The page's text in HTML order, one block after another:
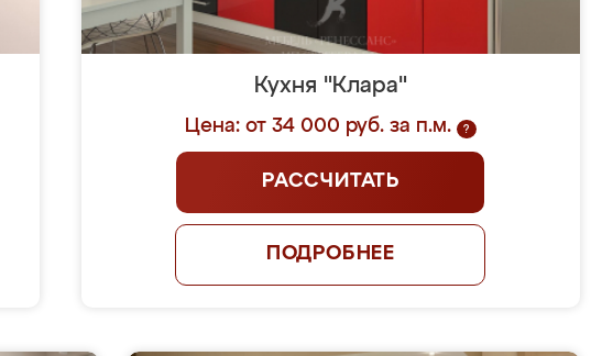
Кухня "Клара"
Цена: от 34 000 руб. за п.м. ?
РАССЧИТАТЬ
ПОДРОБНЕЕ